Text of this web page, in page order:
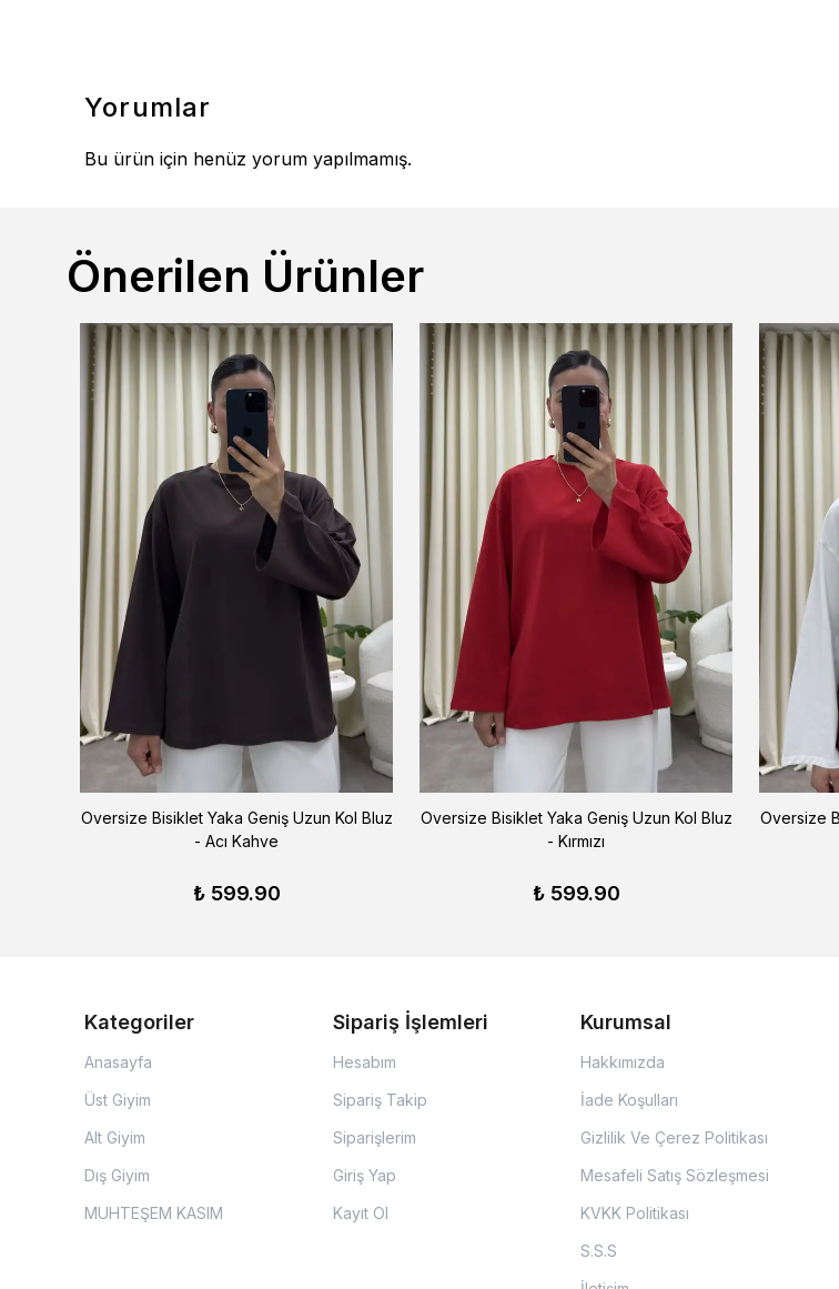
Yorumlar
Bu ürün için henüz yorum yapılmamış.
Önerilen Ürünler
Oversize Bisiklet Yaka Geniş Uzun Kol Bluz
- Acı Kahve
₺ 599.90
Oversize Bisiklet Yaka Geniş Uzun Kol Bluz
- Kırmızı
₺ 599.90
Oversize
Kategoriler
Anasayfa
Üst Giyim
Alt Giyim
Dış Giyim
MUHTEŞEM KASIM
Sipariş İşlemleri
Hesabım
Sipariş Takip
Siparişlerim
Giriş Yap
Kayıt Ol
Kurumsal
Hakkımızda
İade Koşulları
Gizlilik Ve Çerez Politikası
Mesafeli Satış Sözleşmesi
KVKK Politikası
S.S.S